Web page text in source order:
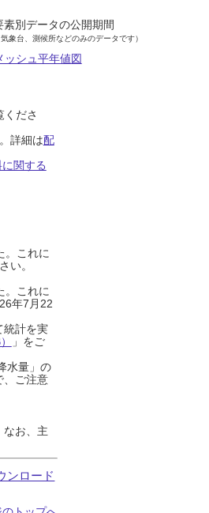
素別データの公開期間
気象台、測候所などのみのデータです）
ッシュ平年値図
くださ
詳細は配
関する
。これに
い。
。これに
年7月22
統計を実
」をご
水量」の
、ご注意
なお、主
ンロード